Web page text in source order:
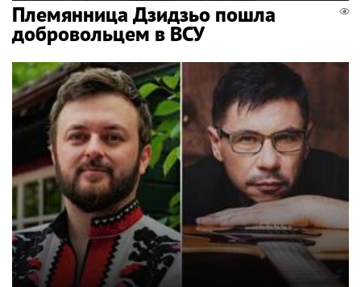
Племянница Дзидзьо пошла
добровольцем в ВСУ